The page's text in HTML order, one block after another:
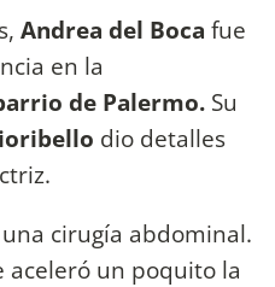
Andrea del Boca fue
en la
de Palermo. Su
dio detalles
cirugía abdominal.
aceleró un poquito la